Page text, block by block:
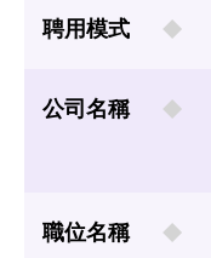
聘用模式
公司名稱
職位名稱